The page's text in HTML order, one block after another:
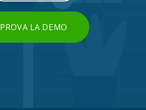
PROVA LA DEMO